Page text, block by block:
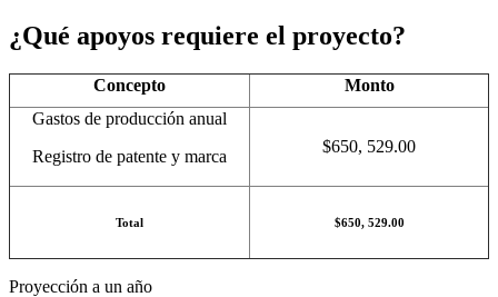
¿Qué apoyos requiere el proyecto?
Concepto
Monto
Gastos de producción anual
Registro de patente y marca
$650, 529.00
Total $650, 529.00
Proyección a un año